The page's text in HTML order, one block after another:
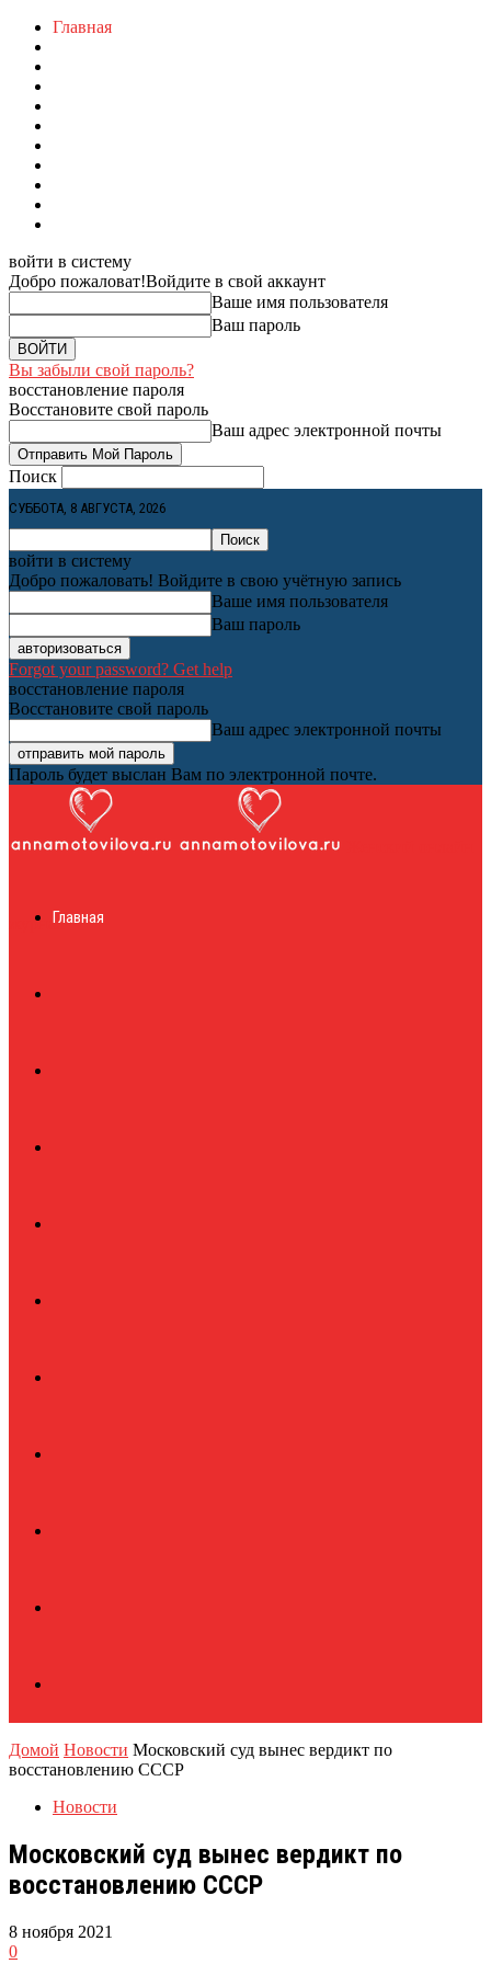
Главная
войти в систему
Добро пожаловат!Войдите в свой аккаунт
Ваше имя пользователя
Ваш пароль
Вы забыли свой пароль?
восстановление пароля
Восстановите свой пароль
Ваш адрес электронной почты
Поиск
СУББОТА, 8 АВГУСТА, 2026
войти в систему
Добро пожаловать! Войдите в свою учётную запись
Ваше имя пользователя
Ваш пароль
Forgot your password? Get help
восстановление пароля
Восстановите свой пароль
Ваш адрес электронной почты
Пароль будет выслан Вам по электронной почте.
журналГлавная
Домой Новости Московский суд вынес вердикт по
восстановлению СССР
Новости
Московский суд вынес вердикт по
восстановлению СССР
8 ноября 2021
0